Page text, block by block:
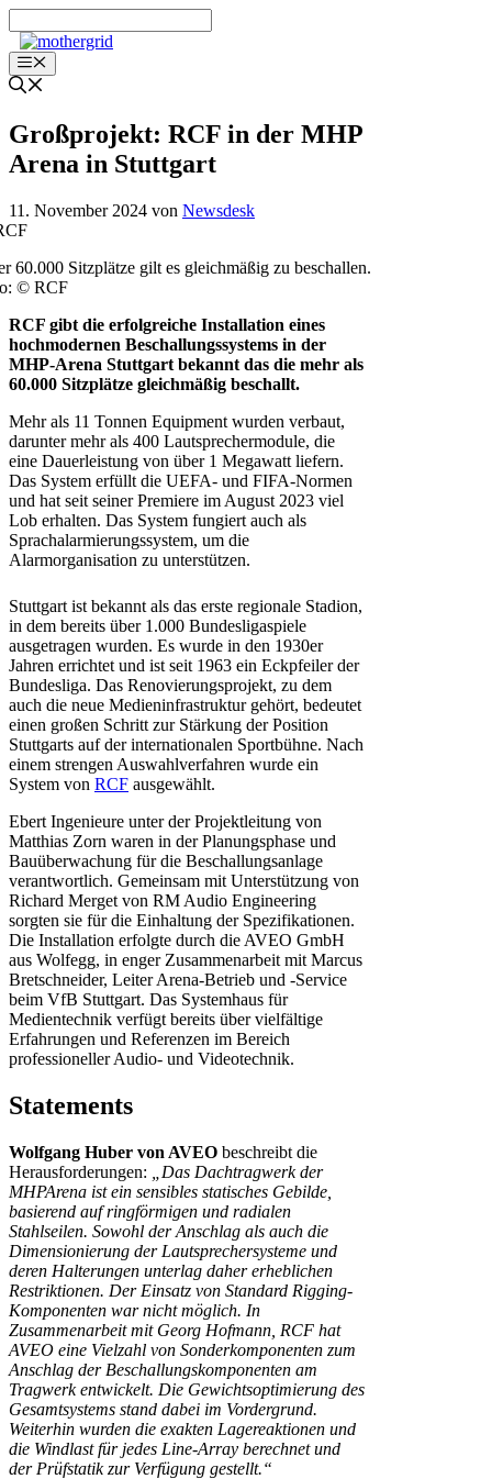
Inhalt
springenMenü
Großprojekt: RCF in der MHP
Arena in Stuttgart
11. November 2024 von Newsdesk
60.000 Sitzplätze gilt es gleichmäßig zu beschallen.
© RCF
RCF gibt die erfolgreiche Installation eines
hochmodernen Beschallungssystems in der
MHP-Arena Stuttgart bekannt das die mehr als
60.000 Sitzplätze gleichmäßig beschallt.
Mehr als 11 Tonnen Equipment wurden verbaut,
darunter mehr als 400 Lautsprechermodule, die
eine Dauerleistung von über 1 Megawatt liefern.
Das System erfüllt die UEFA- und FIFA-Normen
und hat seit seiner Premiere im August 2023 viel
Lob erhalten. Das System fungiert auch als
Sprachalarmierungssystem, um die
Alarmorganisation zu unterstützen.
Stuttgart ist bekannt als das erste regionale Stadion,
in dem bereits über 1.000 Bundesligaspiele
ausgetragen wurden. Es wurde in den 1930er
Jahren errichtet und ist seit 1963 ein Eckpfeiler der
Bundesliga. Das Renovierungsprojekt, zu dem
auch die neue Medieninfrastruktur gehört, bedeutet
einen großen Schritt zur Stärkung der Position
Stuttgarts auf der internationalen Sportbühne. Nach
einem strengen Auswahlverfahren wurde ein
System von RCF ausgewählt.
Ebert Ingenieure unter der Projektleitung von
Matthias Zorn waren in der Planungsphase und
Bauüberwachung für die Beschallungsanlage
verantwortlich. Gemeinsam mit Unterstützung von
Richard Merget von RM Audio Engineering
sorgten sie für die Einhaltung der Spezifikationen.
Die Installation erfolgte durch die AVEO GmbH
aus Wolfegg, in enger Zusammenarbeit mit Marcus
Bretschneider, Leiter Arena-Betrieb und -Service
beim VfB Stuttgart. Das Systemhaus für
Medientechnik verfügt bereits über vielfältige
Erfahrungen und Referenzen im Bereich
professioneller Audio- und Videotechnik.
Statements
Wolfgang Huber von AVEO beschreibt die
Herausforderungen:
„Das Dachtragwerk der
MHPArena ist ein sensibles statisches Gebilde,
basierend auf ringförmigen und radialen
Stahlseilen. Sowohl der Anschlag als auch die
Dimensionierung der Lautsprechersysteme und
deren Halterungen unterlag daher erheblichen
Restriktionen. Der Einsatz von Standard Rigging-
Komponenten war nicht möglich. In
Zusammenarbeit mit Georg Hofmann, RCF hat
AVEO eine Vielzahl von Sonderkomponenten zum
Anschlag der Beschallungskomponenten am
Tragwerk entwickelt. Die Gewichtsoptimierung des
Gesamtsystems stand dabei im Vordergrund.
Weiterhin wurden die exakten Lagereaktionen und
die Windlast für jedes Line-Array berechnet und
der Prüfstatik zur Verfügung gestellt.“